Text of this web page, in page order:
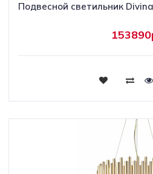
Подвесной светильник